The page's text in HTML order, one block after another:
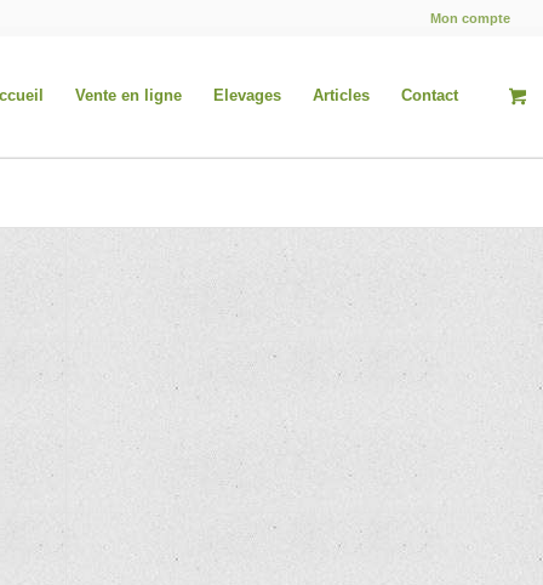
Mon compte
Vente en ligne Elevages Articles Contact